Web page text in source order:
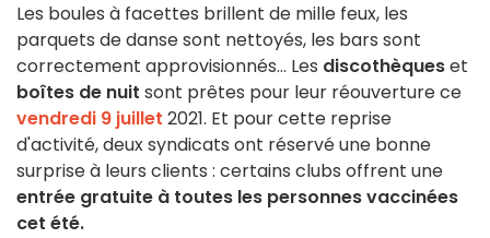
Les boules à facettes brillent de mille feux, les
parquets de danse sont nettoyés, les bars sont
correctement approvisionnés... Les discothèqueset
boîtes de nuit sont prêtes pour leur réouverture ce
vendredi 9 juillet 2021. Et pour cette reprise
d'activité, deux syndicats ont réservé une bonne
surprise à leurs clients : certains clubs offrent une
entrée gratuite à toutes les personnes vaccinées
cet été.